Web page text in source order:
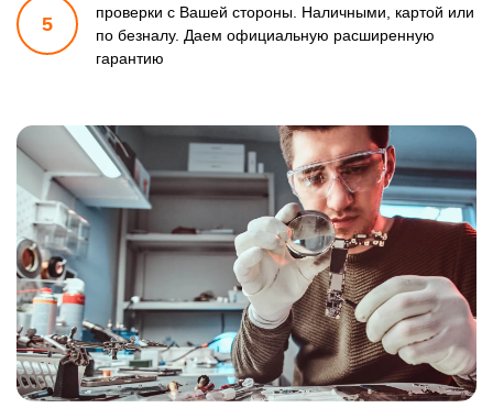
5
проверки с Вашей стороны. Наличными, картой или
по безналу. Даем официальную расширенную
гарантию